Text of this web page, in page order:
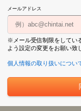
メールアドレス
※メール受信制限をしてい
よう設定の変更をお願い致
個人情報の取り扱いについ